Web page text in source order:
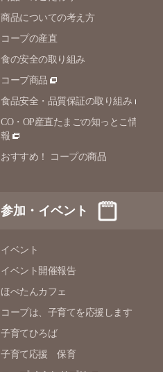
商品についての考え方
コープの産直
食の安全の取り組み
コープ商品
食品安全・品質保証の取り組み
CO・OP産直たまごの知っとこ情
報
おすすめ！ コープの商品
参加・イベント
イベント
イベント開催報告
ほぺたんカフェ
コープは、子育てを応援します
子育てひろば
子育て応援 保育